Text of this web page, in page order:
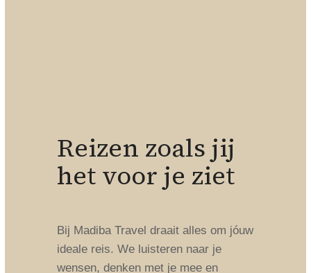
Reizen zoals jij
het voor je ziet
Bij Madiba Travel draait alles om jóuw
ideale reis. We luisteren naar je
wensen, denken met je mee en